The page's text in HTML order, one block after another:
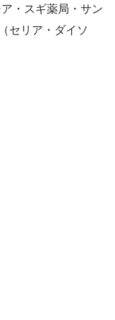
・スギ薬局・サン
セリア・ダイソ